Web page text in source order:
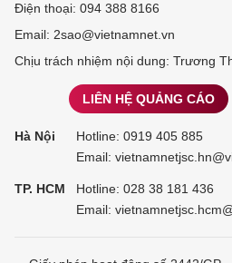
Điện thoại: 094 388 8166
Email: 2sao@vietnamnet.vn
Chịu trách nhiệm nội dung: Trương
LIÊN HỆ QUẢNG CÁO
Hà Nội Hotline: 0919 405 885
Email:
TP. HCM Hotline: 028 38 181 436
Email: